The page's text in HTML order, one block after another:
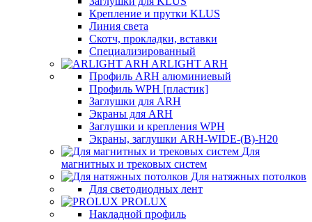
Крепление и прутки KLUS
Линия света
Скотч, прокладки, вставки
Специализированный
ARLIGHT ARH
Профиль ARH алюминиевый
Профиль WPH [пластик]
Заглушки для ARH
Экраны для ARH
Заглушки и крепления WPH
Экраны, заглушки ARH-WIDE-(B)-H20
Для
магнитных и трековых систем
Для натяжных потолков
Для светодиодных лент
PROLUX
Накладной профиль